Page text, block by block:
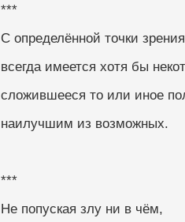
***
С определённой точки
всегда имеется хотя бы
сложившееся то или иное
наилучшим из возможных.
***
Не попуская злу ни в чём,